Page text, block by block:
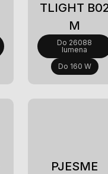
TLIGHT
M
Do 26088
lumena
Do 160 W
PJESME